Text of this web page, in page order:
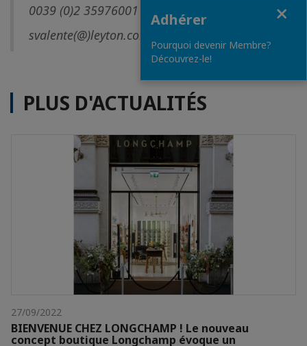
0039 (0)2 35976001
svalente(@)leyton.com
PLUS D'ACTUALITÉS
27/09/2022
BIENVENUE CHEZ LONGCHAMP ! Le nouveau
concept boutique Longchamp évoque un
Adhérer
Pourquoi devenir Membre?
Découvrez-le!